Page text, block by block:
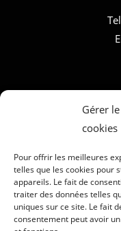
Gérer
cookies
Pour offrir les meilleures
telles que les cookies pour
appareils. Le fait de
traiter des données telles
uniques sur ce site. Le fait
consentement peut avoir